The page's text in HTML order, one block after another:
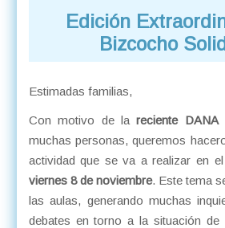
Edición
Bizcocho
Estimadas familias,
Con motivo de lareciente DANA
muchas personas, queremos
actividad que se va a realizar en
viernes 8 de noviembre. Este tema
las aulas, generando muchas
debates en torno a la situación